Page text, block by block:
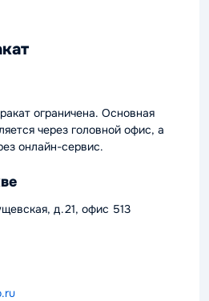
ограничена. Основная
через головной офис, а
онлайн-сервис.
д.21, офис 513